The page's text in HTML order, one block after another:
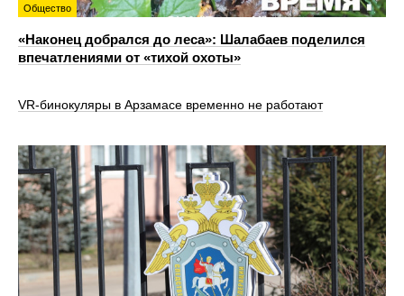
Общество
«Наконец добрался до леса»: Шалабаев поделился
впечатлениями от «тихой охоты»
VR‑бинокуляры в Арзамасе временно не работают